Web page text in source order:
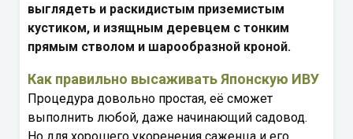
выглядеть и раскидистым приземистым
кустиком, и изящным деревцем с тонким
прямым стволом и шарообразной кроной.
Как правильно высаживать Японскую ИВУ
Процедура довольно простая, её сможет
выполнить любой, даже начинающий садовод.